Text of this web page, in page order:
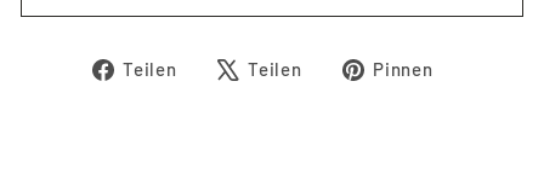
Teilen
Auf
Teilen
Auf
Pinnen